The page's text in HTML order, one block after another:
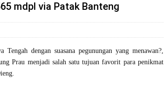
mdpl via Patak Banteng
dengan suasana pegunungan yang menawan?,
Prau menjadi salah satu tujuan favorit para penikmat